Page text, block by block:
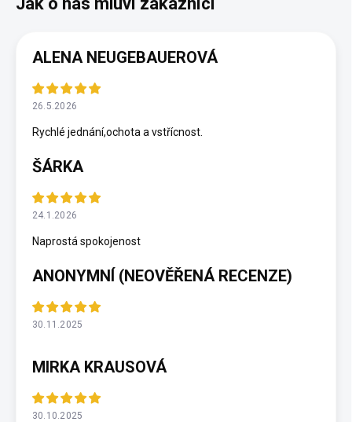
ALENA NEUGEBAUEROVÁ
26.5.2026
Rychlé jednání,ochota a vstřícnost.
ŠÁRKA
24.1.2026
Naprostá spokojenost
ANONYMNÍ (NEOVĚŘENÁ RECENZE)
30.11.2025
MIRKA KRAUSOVÁ
30.10.2025